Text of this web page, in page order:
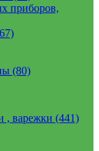
приборов,
(80)
, варежки (441)